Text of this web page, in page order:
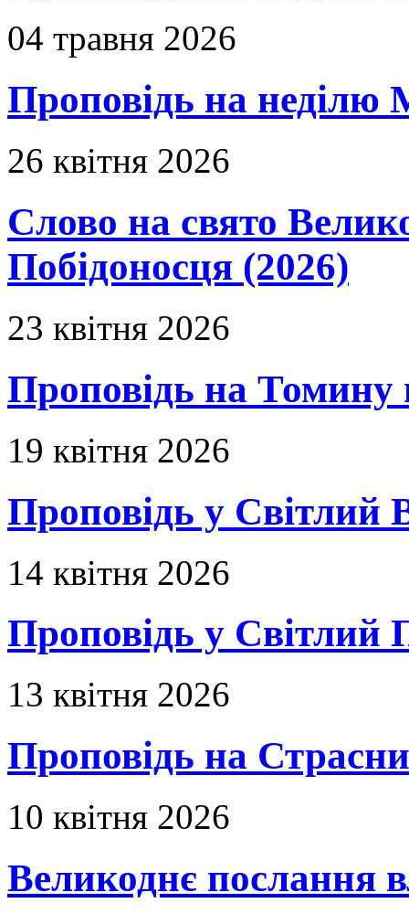
04 травня 2026
Проповідь на неділю
26 квітня 2026
Слово на свято
Побідоносця (2026)
23 квітня 2026
Проповідь на Томину
19 квітня 2026
Проповідь у Світлий
14 квітня 2026
Проповідь у Світлий
13 квітня 2026
Проповідь на
10 квітня 2026
Великоднє послання